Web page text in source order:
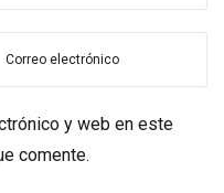
y web en este
comente.